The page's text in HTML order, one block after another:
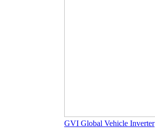
GVI Global Vehicle Inverter